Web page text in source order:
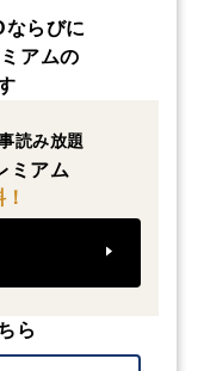
らびに
アムの
読み放題
ミアム
ら